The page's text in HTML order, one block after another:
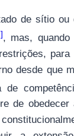
de sítio ou
, mas,
desde que
de